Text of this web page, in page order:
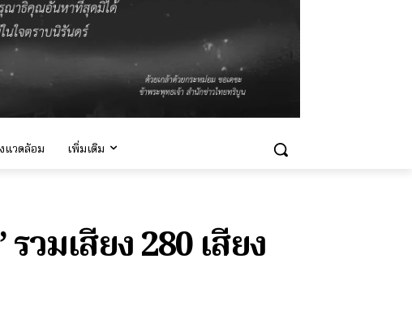
แวดล้อม เพิ่มเติม
วมเสียง 280 เสียง